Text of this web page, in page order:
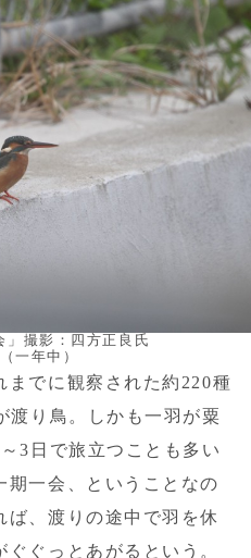
」撮影：四方正良氏
一年中）
までに観察された約220種
渡り鳥。しかも一羽が粟
3日で旅立つことも多い
期一会、ということなの
ば、渡りの途中で羽を休
ぐっとあがるという。